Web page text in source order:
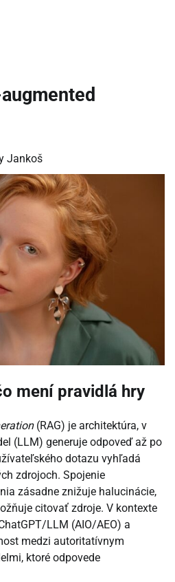
Jankoš
mení pravidlá hry
(RAG) je architektúra, v
(LLM) generuje odpoveď až po
dotazu vyhľadá
zdrojoch. Spojenie
zásadne znižuje halucinácie,
citovať zdroje. V kontexte
LLM (AIO/AEO) a
medzi autoritatívnym
ktoré odpovede